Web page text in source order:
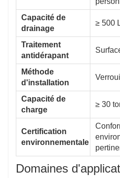
Capacité de
drainage
≥ 500
Traitement
antidérapant
Méthode
d'installation
Capacité de
charge
≥ 30
Certification
environnementale
Domaines